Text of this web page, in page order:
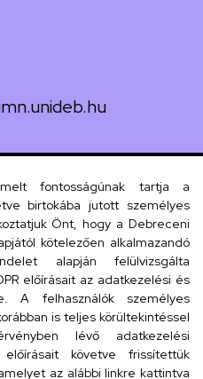
fontosságúnak tartja a
birtokába jutott személyes
Önt, hogy a Debreceni
kötelezően alkalmazandó
alapján felülvizsgálta
előírásait az adatkezelési és
A felhasználók személyes
is teljes körültekintéssel
lévő adatkezelési
előírásait követve frissítettük
az alábbi linkre kattintva